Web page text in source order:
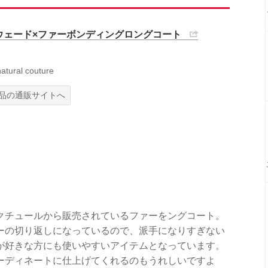
ード×ファーボンディングロングコート
couture
の通販サイトへ
ュールから販売されているファーをングコート。
切り返しになっているので、派手になりすぎない
きな方にも使いやすいアイテムとなっています。
ィネートに仕上げてくれるのもうれしいですよ